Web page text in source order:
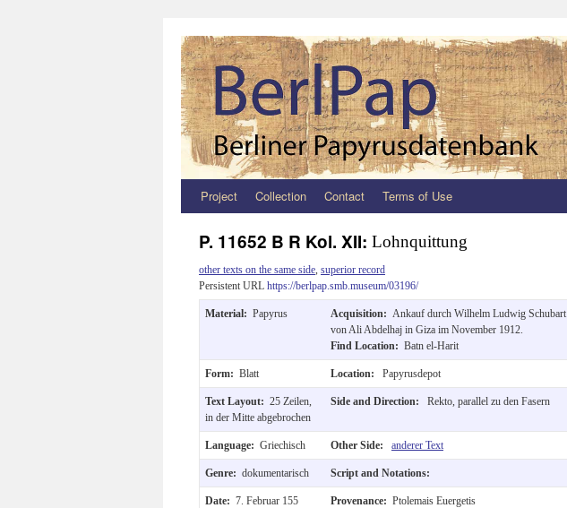
Zum
springen
Project Collection Contact Terms of Use
P. 11652 B R Kol. XII: Lohnquittung
other texts on the same side superior record
Persistent URL https://berlpap.smb.museum/03196/
Material: Papyrus Acquisition: Ankauf durch Wilhelm Ludwig Schubart
von Ali Abdelhaj in Giza im November 1912.
Find Location: Batn el-Harit
Form: Blatt Location: Papyrusdepot
Text Layout: 25 Zeilen,
in der Mitte abgebrochen
Side and Direction: Rekto, parallel zu den Fasern
Language: Griechisch Other Side: anderer Text
Genre: dokumentarisch Script and Notations:
Date: 7. Februar 155
Provenance: Ptolemais Euergetis